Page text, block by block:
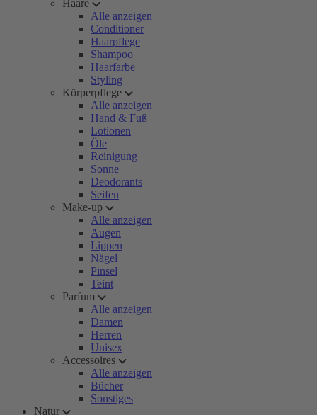
Haare
Alle anzeigen
Conditioner
Haarpflege
Shampoo
Haarfarbe
Styling
Körperpflege
Alle anzeigen
Hand & Fuß
Lotionen
Öle
Reinigung
Sonne
Deodorants
Seifen
Make-up
Alle anzeigen
Augen
Lippen
Nägel
Pinsel
Teint
Parfum
Alle anzeigen
Damen
Herren
Unisex
Accessoires
Alle anzeigen
Bücher
Sonstiges
Natur